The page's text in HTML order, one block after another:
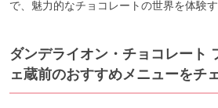
で、魅力的なチョコレートの世界を体験
ダンデライオン・チョコレート
ェ蔵前のおすすめメニューをチ